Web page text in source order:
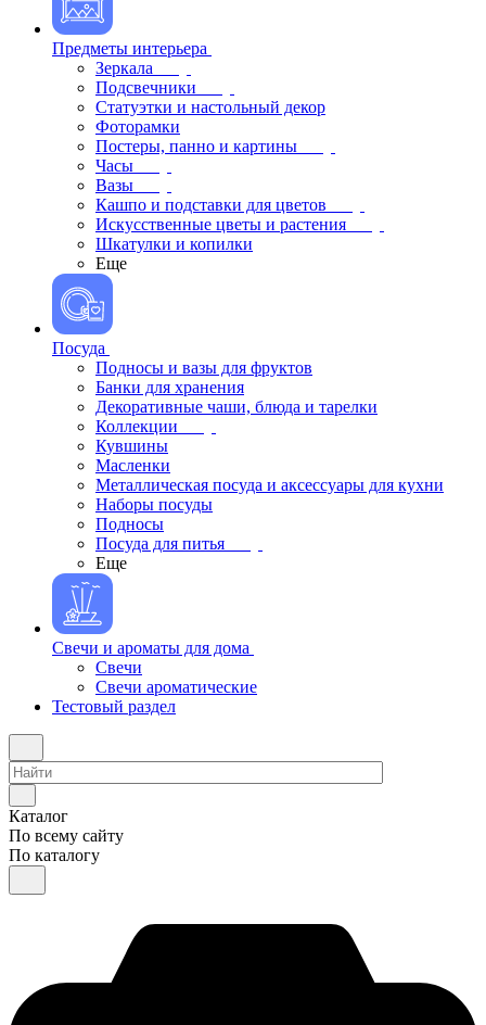
Предметы интерьера
Зеркала
Подсвечники
Статуэтки и настольный декор
Фоторамки
Постеры, панно и картины
Часы
Вазы
Кашпо и подставки для цветов
Искусственные цветы и растения
Шкатулки и копилки
Еще
Посуда
Подносы и вазы для фруктов
Банки для хранения
Декоративные чаши, блюда и тарелки
Коллекции
Кувшины
Масленки
Металлическая посуда и аксессуары для кухни
Наборы посуды
Подносы
Посуда для питья
Еще
Свечи и ароматы для дома
Свечи
Свечи ароматические
Тестовый раздел
Каталог
По всему сайту
По каталогу